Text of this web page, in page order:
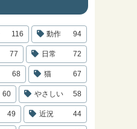
116 動作 94
77 日常 72
68 猫 67
60 やさしい 58
49 近況 44